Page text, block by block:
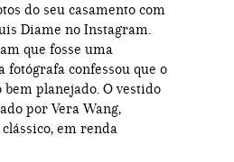
do seu casamento com
Diame no Instagram.
que fosse uma
fotógrafa confessou que o
planejado. O vestido
por Vera Wang,
em renda